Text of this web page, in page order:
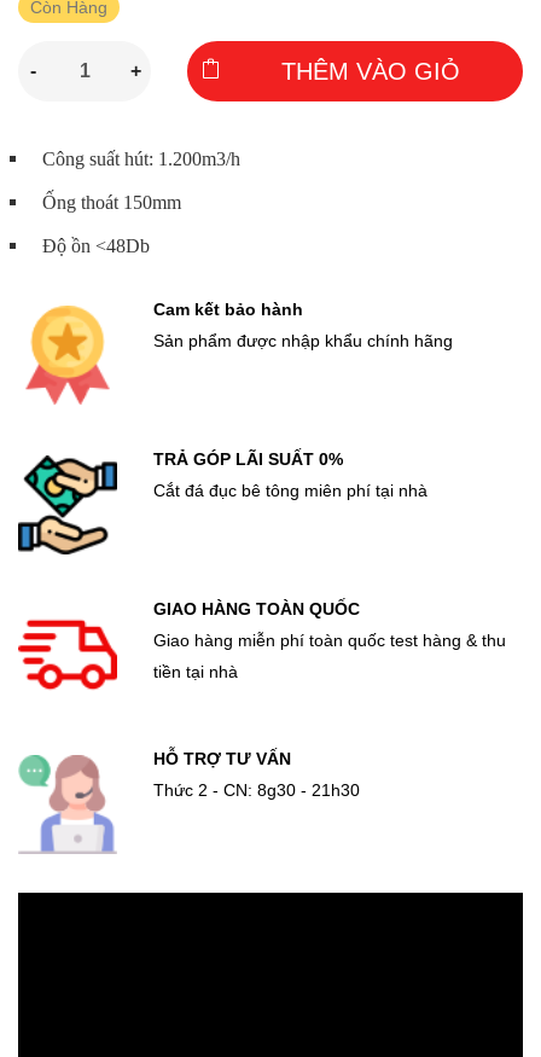
Còn Hàng
- + THÊM VÀO GIỎ
Công suất hút: 1.200m3/h
Ống thoát 150mm
Độ ồn <48Db
Cam kết bảo hành
Sản phẩm được nhập khẩu chính hãng
TRẢ GÓP LÃI SUẤT 0%
Cắt đá đục bê tông miên phí tại nhà
GIAO HÀNG TOÀN QUỐC
Giao hàng miễn phí toàn quốc test hàng & thu
tiền tại nhà
HỖ TRỢ TƯ VẤN
Thức 2 - CN: 8g30 - 21h30